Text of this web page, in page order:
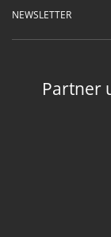
NEWSLETTER
Partner